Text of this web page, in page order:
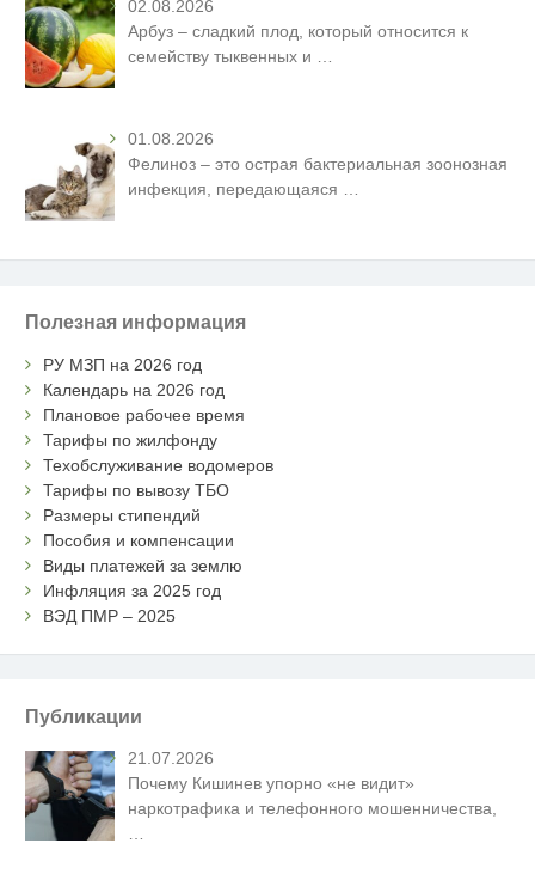
02.08.2026
Арбуз – сладкий плод, который относится к
семейству тыквенных и
01.08.2026
Фелиноз – это острая бактериальная зоонозная
инфекция, передающаяся
Полезная информация
РУ МЗП на 2026 год
Календарь на 2026 год
Плановое рабочее время
Тарифы по жилфонду
Техобслуживание водомеров
Тарифы по вывозу ТБО
Размеры стипендий
Пособия и компенсации
Виды платежей за землю
Инфляция за 2025 год
ВЭД ПМР – 2025
Публикации
21.07.2026
Почему Кишинев упорно «не видит»
наркотрафика и телефонного мошенничества,